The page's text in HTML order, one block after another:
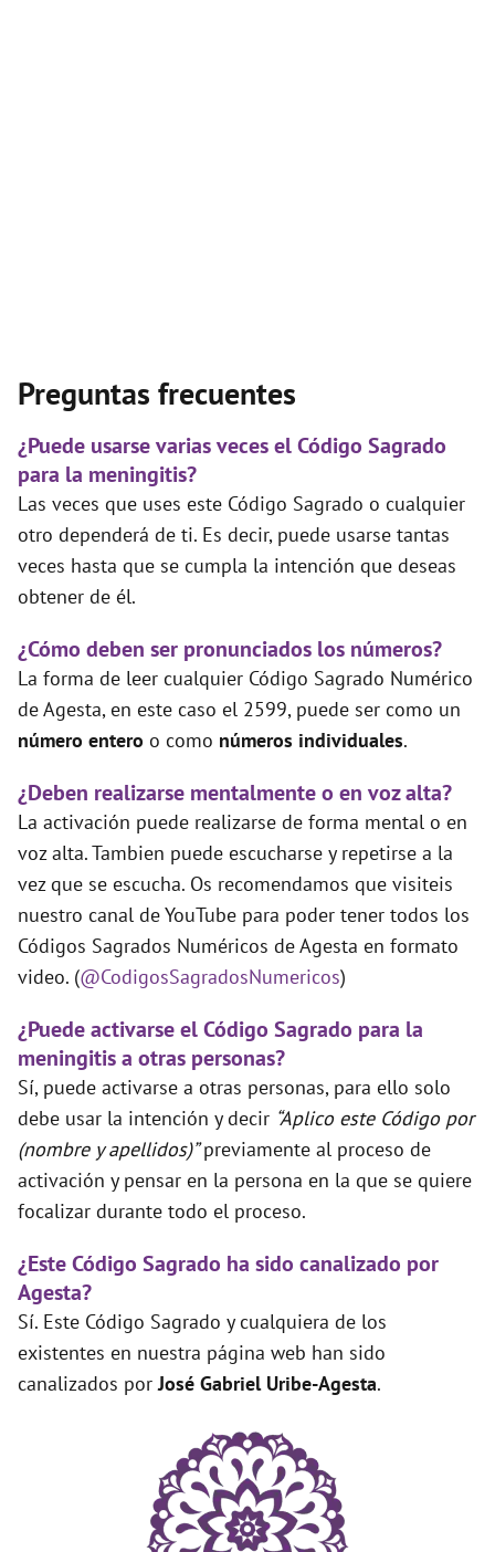
Preguntas frecuentes
¿Puede usarse varias veces el Código Sagrado
para la meningitis?
Las veces que uses este Código Sagrado o cualquier
otro dependerá de ti. Es decir, puede usarse tantas
veces hasta que se cumpla la intención que deseas
obtener de él.
¿Cómo deben ser pronunciados los números?
La forma de leer cualquier Código Sagrado Numérico
de Agesta, en este caso el 2599, puede ser como un
número entero o como números individuales.
¿Deben realizarse mentalmente o en voz alta?
La activación puede realizarse de forma mental o en
voz alta. Tambien puede escucharse y repetirse a la
vez que se escucha. Os recomendamos que visiteis
nuestro canal de YouTube para poder tener todos los
Códigos Sagrados Numéricos de Agesta en formato
video. (@CodigosSagradosNumericos)
¿Puede activarse el Código Sagrado para la
meningitis a otras personas?
Sí, puede activarse a otras personas, para ello solo
debe usar la intención y decir “Aplico este Código por
(nombre y apellidos)”previamente al proceso de
activación y pensar en la persona en la que se quiere
focalizar durante todo el proceso.
¿Este Código Sagrado ha sido canalizado por
Agesta?
Sí. Este Código Sagrado y cualquiera de los
existentes en nuestra página web han sido
canalizados porJosé Gabriel Uribe-Agesta.